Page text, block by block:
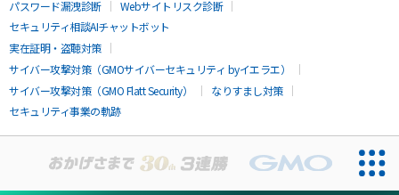
パスワード漏洩診断
Webサイトリスク診断
セキュリティ相談AIチャットボット
実在証明・盗聴対策
サイバー攻撃対策（GMOサイバーセキュリティ byイエラエ）
サイバー攻撃対策（GMO Flatt Security）
なりすまし対策
セキュリティ事業の軌跡